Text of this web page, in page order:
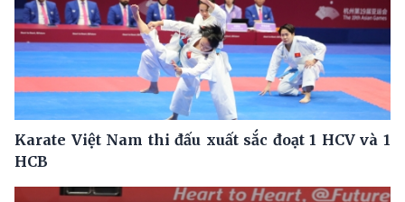
Karate Việt Nam thi đấu xuất sắc đoạt 1 HCV và 1
HCB